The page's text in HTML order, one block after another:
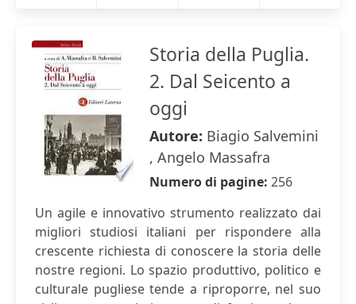
Storia della Puglia.
2. Dal Seicento a
oggi
Autore: Biagio Salvemini
, Angelo Massafra
Numero di pagine: 256
Un agile e innovativo strumento realizzato dai
migliori studiosi italiani per rispondere alla
crescente richiesta di conoscere la storia delle
nostre regioni. Lo spazio produttivo, politico e
culturale pugliese tende a riproporre, nel suo